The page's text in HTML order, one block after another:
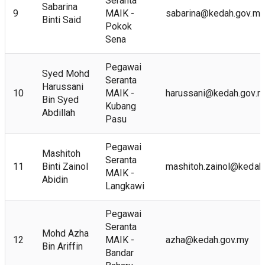
9
Sabarina
Binti Said
MAIK -
Pokok
Sena
sabarina@kedah.gov.my
10
Syed Mohd
Harussani
Bin Syed
Abdillah
Pegawai
Seranta
MAIK -
Kubang
Pasu
11
Mashitoh
Binti Zainol
Abidin
Pegawai
Seranta
MAIK -
Langkawi
12
Mohd Azha
Bin Ariffin
Pegawai
Seranta
MAIK -
Bandar
azha@kedah.gov.my